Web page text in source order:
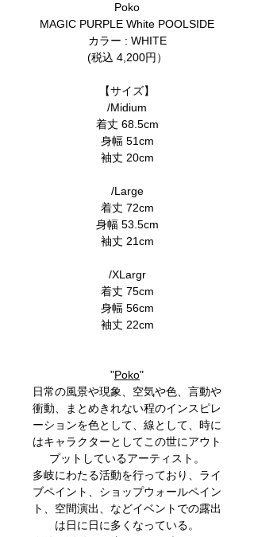
Poko
MAGIC PURPLE White POOLSIDE
カラー : WHITE
(税込 4,200円）
【サイズ】
/Midium
着丈 68.5cm
身幅 51cm
袖丈 20cm
/Large
着丈 72cm
身幅 53.5cm
袖丈 21cm
/XLargr
着丈 75cm
身幅 56cm
袖丈 22cm
"Poko"
日常の風景や現象、空気や色、言動や
衝動、まとめきれない程のインスピレ
ーションを色として、線として、時に
はキャラクターとしてこの世にアウト
プットしているアーティスト。
多岐にわたる活動を行っており、ライ
ブペイント、ショップウォールペイン
ト、空間演出、などイベントでの露出
は日に日に多くなっている。